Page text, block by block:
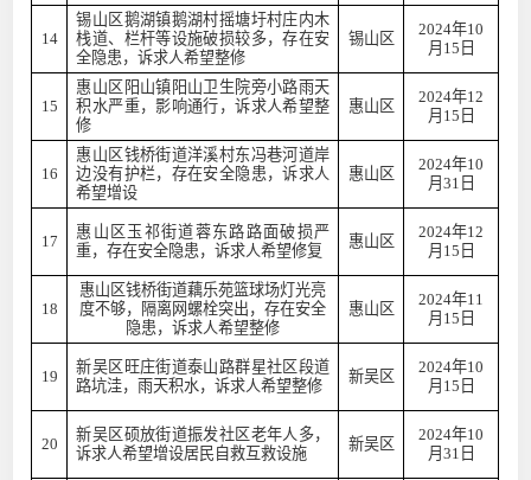
14
锡山区鹅湖镇鹅湖村摇塘圩村庄内木
栈道、栏杆等设施破损较多，存在安
全隐患，诉求人希望整修
锡山区
2024年10
月15日
15
惠山区阳山镇阳山卫生院旁小路雨天
积水严重，影响通行，诉求人希望整
修
惠山区
2024年12
月15日
16
惠山区钱桥街道洋溪村东冯巷河道岸
边没有护栏，存在安全隐患，诉求人
希望增设
惠山区
2024年10
月31日
17
惠山区玉祁街道蓉东路路面破损严
重，存在安全隐患，诉求人希望修复
惠山区
2024年12
月15日
18
惠山区钱桥街道藕乐苑篮球场灯光亮
度不够，隔离网螺栓突出，存在安全
隐患，诉求人希望整修
惠山区
2024年11
月15日
19
新吴区旺庄街道泰山路群星社区段道
路坑洼，雨天积水，诉求人希望整修
新吴区
2024年10
月15日
20
新吴区硕放街道振发社区老年人多，
诉求人希望增设居民自救互救设施
新吴区
2024年10
月31日